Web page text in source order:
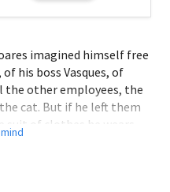
imagined himself free
his boss Vasques, of
the other employees, the
cat. But if he left them
suit of clothes he wears,